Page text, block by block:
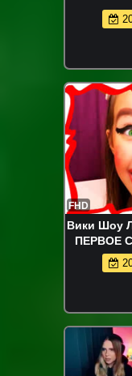
КЛОНАМИ
FHD
Вики Шоу
ПЕРВОЕ
Пошло